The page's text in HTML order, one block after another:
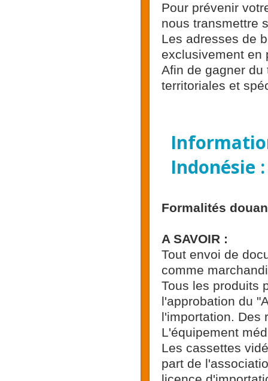
Pour prévenir
nous transmettre
Les adresses de
exclusivement en
Afin de gagner
territoriales et
Indonésie
Formalités
A SAVOIR :
Tout envoi de
comme
Tous les produits
l'approbation du
l'importation. Des
L'équipement
Les cassettes
part de